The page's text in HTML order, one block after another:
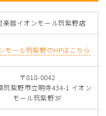
楽器イオンモール筑紫野店
モール筑紫野のHPはこちら
〒818-0042
筑紫野市立明寺434-1 イオン
モール筑紫野3F